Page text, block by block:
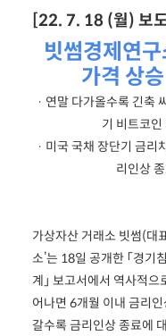
[22. 7. 18 (월) 보
빗썸경제연
가격 상
· 연말 다가올수록 긴축
기 비트코인
· 미국 국채 장단기 금리
리인상
가상자산 거래소 빗썸(대
소’는 18일 공개한 「경기
계」 보고서에서 역사적
어나면 6개월 이내 금리
갈수록 금리인상 종료에